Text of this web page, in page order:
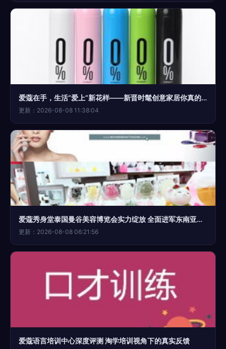
爱蔻在手，生活“爱上”新花样——新晋时髦创意家居你真的不来一打？
更新：2026-08-08 11:38:04
爱蔻秀身堂泰国曼谷美容博览会实力绽放 全面进军东南亚市场
更新：2026-08-08 06:21:56
爱蔻语言培训中心深度评测 淘学培训视角下的真实反馈